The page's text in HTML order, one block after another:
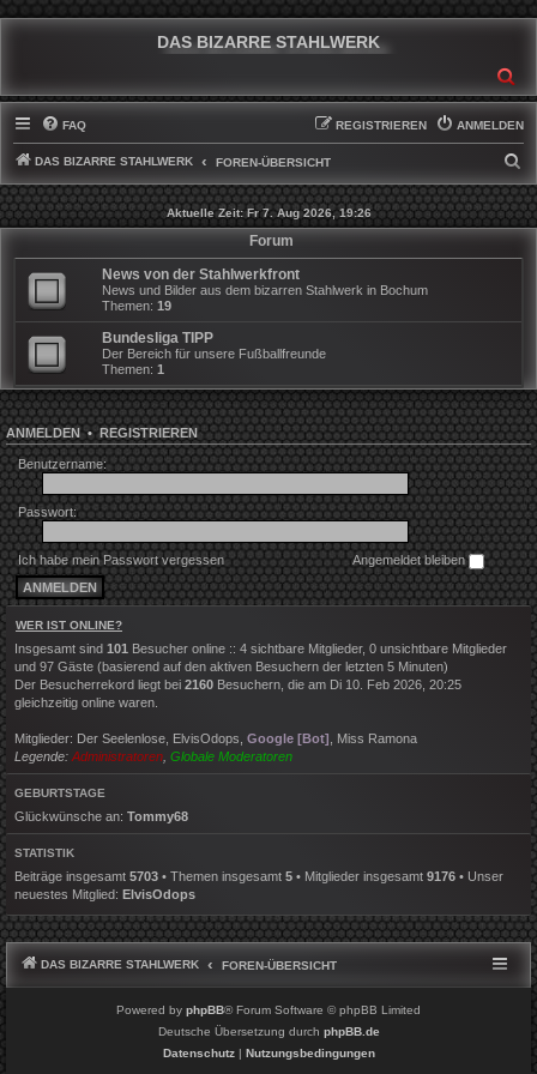
DAS BIZARRE STAHLWERK
FAQ ANMELDEN
REGISTRIEREN
DAS BIZARRE STAHLWERK FOREN-ÜBERSICHT
U
C
Aktuelle Zeit: Fr 7. Aug 2026, 19:26
Forum
News von der Stahlwerkfront
News und Bilder aus dem bizarren Stahlwerk in Bochum
Themen: 19
Bundesliga TIPP
Der Bereich für unsere Fußballfreunde
Themen: 1
ANMELDEN•REGISTRIEREN
Benutzername:
Passwort:
Ich habe mein Passwort vergessen Angemeldet bleiben
WER IST ONLINE?
Insgesamt sind 101 Besucher online :: 4 sichtbare Mitglieder, 0 unsichtbare Mitglieder
und 97 Gäste (basierend auf den aktiven Besuchern der letzten 5 Minuten)
Der Besucherrekord liegt bei 2160 Besuchern, die am Di 10. Feb 2026, 20:25
gleichzeitig online waren.
Mitglieder: Der Seelenlose ElvisOdops Google [Bot]
Miss Ramona
Legende: Administratoren Globale Moderatoren
GEBURTSTAGE
Glückwünsche an: Tommy68
STATISTIK
Beiträge insgesamt 5703 • Themen insgesamt 5 • Mitglieder insgesamt 9176 • Unser
neuestes Mitglied: ElvisOdops
DAS BIZARRE STAHLWERK FOREN-ÜBERSICHT
Powered by phpBB® Forum Software © phpBB Limited
Deutsche Übersetzung durch phpBB.de
Datenschutz| Nutzungsbedingungen